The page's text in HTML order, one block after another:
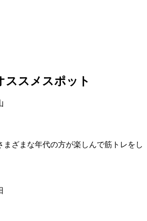
ススメスポット
まざまな年代の方が楽しんで筋トレをし